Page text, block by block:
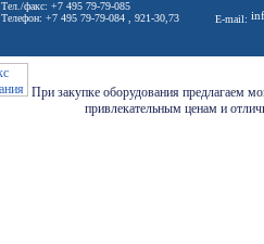
Тел./факс: +7 495 79-79-085
Телефон: +7 495 79-79-084 , 921-30,73
E-mail:
При закупке оборудования предлагаем
привлекательным ценам и